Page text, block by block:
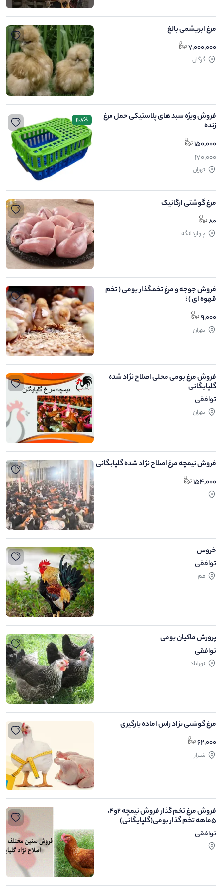
مرغ ابریشمی بالغ
7,000,000
گرگان
فروش ویژه سبد های پلاستیکی حمل مرغ
زنده
150,000
170,000
تهران
11.8%
مرغ گوشتی ارگانیک
80
چهاردانگه
فروش جوجه و مرغ تخمگذار بومی ( تخم
قهوه ای ) ؛
9,000
تهران
فروش مرغ بومی محلی اصلاح نژاد شده
گلپایگانی
توافقی
تهران
فروش نیمچه مرغ اصلاح نژاد شده گلپایگانی
154,000
خروس
توافقی
قم
پرورش ماکیان بومی
توافقی
نوراباد
مرغ گوشتی نژاد راس اماده بارگیری
62,000
شیراز
فروش مرغ تخم گذار فروش نیمچه 2و4،
5ماهه تخم گذار بومی(گلپایگانی)
توافقی